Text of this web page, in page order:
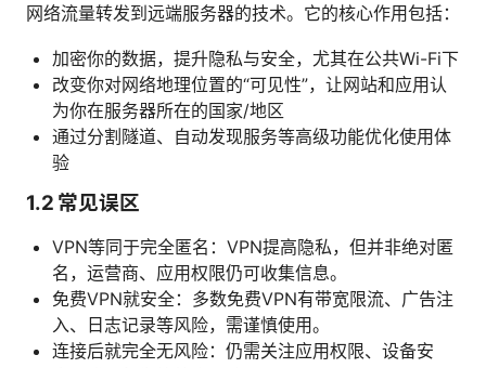
网络流量转发到远端服务器的技术。它的核心作用包括：
加密你的数据，提升隐私与安全，尤其在公共Wi-Fi下
改变你对网络地理位置的“可见性”，让网站和应用认
为你在服务器所在的国家/地区
通过分割隧道、自动发现服务等高级功能优化使用体
验
1.2 常见误区
VPN等同于完全匿名：VPN提高隐私，但并非绝对匿
名，运营商、应用权限仍可收集信息。
免费VPN就安全：多数免费VPN有带宽限流、广告注
入、日志记录等风险，需谨慎使用。
连接后就完全无风险：仍需关注应用权限、设备安